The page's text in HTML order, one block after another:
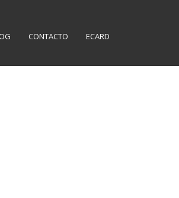
CONTACTO ECARD